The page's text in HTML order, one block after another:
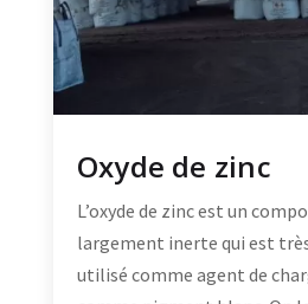
Oxyde de zinc
L’oxyde de zinc est un
largement inerte qui est
utilisé comme agent de